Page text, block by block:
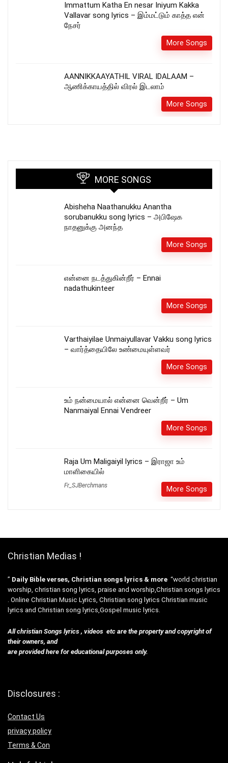
Immattum Katha En nesar Iniyum Kakka
Vallavar song lyrics – இம்மட்டும் காத்த என்
நேசர்
More Songs
AANNIKKAAYATHIL VIRAL IDALAAM –
ஆணிக்காயத்தில் விரல் இடலாம்
More Songs
MORE SONGS
Abisheha Naathanukku Anantha
sorubanukku song lyrics – அபிஷேக
நாதனுக்கு அனந்த
More Songs
என்னை நடத்துகின்றீர் – Ennai
nadathukinteer
More Songs
Varthaiyilae Unmaiyullavar Vakku song lyrics
– வார்த்தையிலே உண்மையுள்ளவர்
More Songs
உம் நன்மையால் என்னை வென்றீர் – Um
Nanmaiyal Ennai Vendreer
More Songs
Raja Um Maligaiyil lyrics – இராஜா உம்
மாளிகையில்
Fr_SJBerchmans More Songs
Christian Medias !
” Daily Bible verses, Christian songs lyrics & more “world christian
worship, christian song lyrics, praise and worship,Christian songs lyrics
. Online Christian Music Lyrics, Christian song lyrics Christian music
lyrics and Christian song lyrics,Gospel music lyrics.
All christian Songs lyrics , videos etc are the property and copyright of
their owners, and
are provided here for educational purposes only.
Disclosures :
Contact Us
privacy policy
Terms & Con